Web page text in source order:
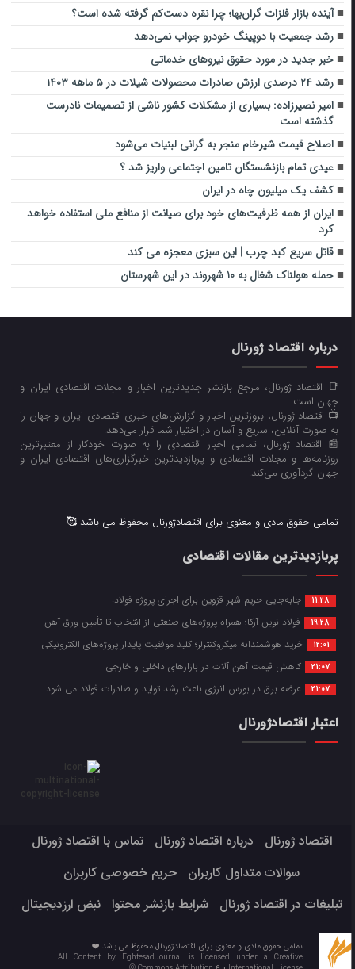
آینده بازار فلزات گران‌بها؛ چرا نقره دست‌کم گرفته شده است؟
رشد جمعیت با دوپینگ خودرو جواب نمی‌دهد
خبر جدید در مورد حقوق نیروهای خدماتی
رشد ۲۴ درصدی ارزش صادرات محصولات شیلات در ۵ ماهه ۱۴۰۳
امیر نصیرزاده: بسیاری از مشکلات کشور ناشی از تصمیمات نادرست
گذشته است
اصلاح قیمت شیرخام منجر به گرانی لبنیات می‌شود
عیدی تمام بازنشستگان تامین اجتماعی واریز شد ؟
کشف یک‌ میلیون چاه در ایران
ایران از همه ظرفیت‌های خود برای صیانت از منافع ملی استفاده خواهد
کرد
قاتل سریع کبد چرب | این سبزی معجزه می کند
حمله هولناک شغال به ۱۰ شهروند در این شهرستان
درباره اقتصاد ژورنال
📑 اقتصاد ژورنال، مرجع بازنشر جدیدترین اخبار و مجلات اقتصادی ایران و
جهان است.
📺 اقتصاد ژورنال، بروزترین اخبار و گزارش‌های خبری اقتصادی ایران و جهان را
به صورت آنلاین، سریع و آسان در اختیار شما قرار می‌‌دهد.
📰 اقتصاد ژورنال، تمامی اخبار اقتصادی را به صورت خودکار از معتبرترین
روزنامه‌ها و مجلات اقتصادی و پربازدیدترین خبرگزاری‌های اقتصادی ایران و
جهان گردآوری می‌کند.
تمامی حقوق مادی و معنوی برای اقتصادژورنال محفوظ می باشد 🥰
پربازدیدترین مقالات اقتصادی
11:28 جابه‌جایی حریم شهر قزوین برای اجرای پروژه فولاد!
19:28 فولاد نوین آرکا؛ همراه پروژه‌های صنعتی از انتخاب تا تأمین ورق آهن
12:01 خرید هوشمندانه میکروکنترلر؛ کلید موفقیت پایدار پروژه‌های الکترونیکی
21:07 کاهش قیمت آهن آلات در بازارهای داخلی و خارجی
21:07 عرضه برق در بورس انرژی باعث رشد تولید و صادرات فولاد می شود
اعتبار اقتصادژورنال
اقتصاد ژورنال درباره اقتصاد ژورنال
تماس با اقتصاد ژورنال
سوالات متداول کاربران
حریم خصوصی کاربران
تبلیغات در اقتصاد ژورنال
شرایط بازنشر محتوا نبض ارزدیجیتال
تمامی حقوق مادی و معنوی برای اقتصادژورنال محفوظ می باشد ❤️
All Content by EghtesadJournal is licensed under a Creative